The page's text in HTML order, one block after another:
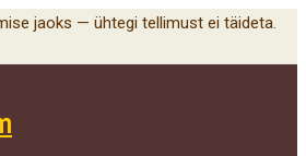
jaoks — ühtegi tellimust ei täideta.
Menu
Toggle
Menu
Toggle
Menu
Toggle